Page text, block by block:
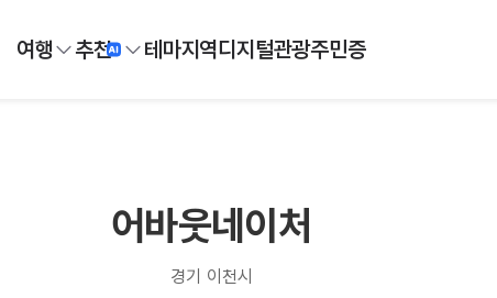
여행 추천 테마지역디지털관광주민증
어바웃네이처
경기 이천시